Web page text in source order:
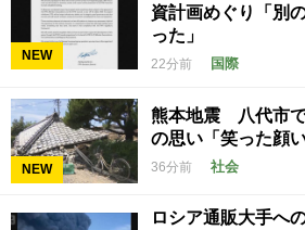
NEW
資計画めぐり「別
った」
22分前 国際
NEW
熊本地震 八代市
の思い「笑った顔
36分前 社会
ロシア通販大手へ